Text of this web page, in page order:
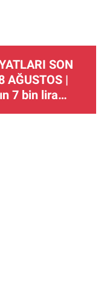
SON
AĞUSTOS |
7 bin lira
Çeyrek ve